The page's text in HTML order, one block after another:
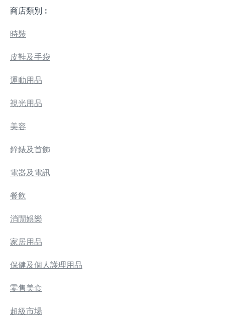
商店類別︰
時裝
皮鞋及手袋
運動用品
視光用品
美容
鐘錶及首飾
電器及電訊
餐飲
消閒娛樂
家居用品
保健及個人護理用品
零售美食
超級市場